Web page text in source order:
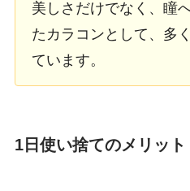
美しさだけでなく、瞳
たカラコンとして、多
ています。
1日使い捨てのメリット